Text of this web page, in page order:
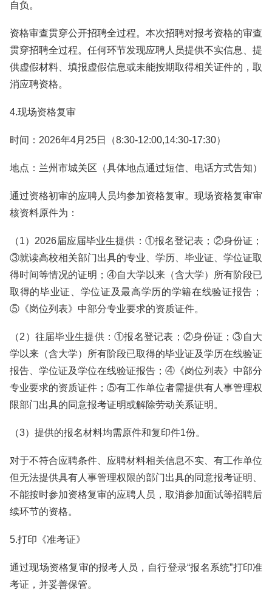
自负。
资格审查贯穿公开招聘全过程。本次招聘对报考资格的审查
贯穿招聘全过程。任何环节发现应聘人员提供不实信息、提
供虚假材料、填报虚假信息或未能按期取得相关证件的，取
消应聘资格。
4.现场资格复审
时间：2026年4月25日（8:30-12:00,14:30-17:30）
地点：兰州市城关区（具体地点通过短信、电话方式告知）
通过资格初审的应聘人员均参加资格复审。现场资格复审审
核资料原件为：
（1）2026届应届毕业生提供：①报名登记表；②身份证；
③就读高校相关部门出具的专业、学历、毕业证、学位证取
得时间等情况的证明；④自大学以来（含大学）所有阶段已
取得的毕业证、学位证及最高学历的学籍在线验证报告；
⑤《岗位列表》中部分专业要求的资质证件。
（2）往届毕业生提供：①报名登记表；②身份证；③自大
学以来（含大学）所有阶段已取得的毕业证及学历在线验证
报告、学位证及学位在线验证报告；④《岗位列表》中部分
专业要求的资质证件；⑤有工作单位者需提供有人事管理权
限部门出具的同意报考证明或解除劳动关系证明。
（3）提供的报名材料均需原件和复印件1份。
对于不符合应聘条件、应聘材料相关信息不实、有工作单位
但无法提供具有人事管理权限的部门出具的同意报考证明、
不能按时参加资格复审的应聘人员，取消参加面试等招聘后
续环节的资格。
5.打印《准考证》
通过现场资格复审的报考人员，自行登录“报名系统”打印准
考证，并妥善保管。